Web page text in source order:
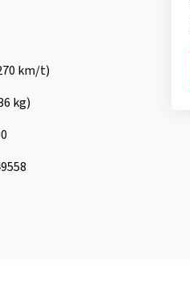
km/t)
kg)